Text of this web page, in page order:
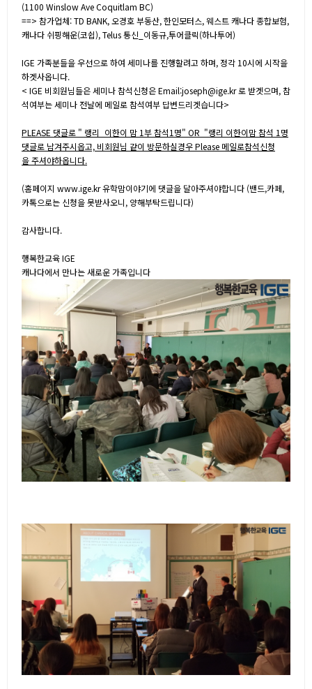
(1100 Winslow Ave Coquitlam BC)
==> 참가업체: TD BANK, 오경호 부동산, 한인모터스, 웨스트 캐나다 종합보험,
캐나다 쉬핑해운(코쉽), Telus 통신_이동규,투어클릭(하나투어)
IGE 가족분들을 우선으로 하여 세미나를 진행할려고 하며, 정각 10시에 시작을
하겟사옵니다.
< IGE 비회원님들은 세미나 참석신청은 Email:joseph@ige.kr 로 받겟으며, 참
석여부는 세미나 전날에 메일로 참석여부 답변드리겟습니다>
PLEASE 댓글로 " 랭리_이한이 맘 1부 참석1명" OR "랭리 이한이맘 참석 1명
댓글로 남겨주시옵고, 비회원님 같이 방문하실경우 Please 메일로참석신청
을 주셔야하옵니다.
(홈페이지 www.ige.kr 유학맘이야기에 댓글을 달아주셔야합니다 (밴드,카페,
카톡으로는 신청을 못받사오니, 양해부탁드립니다)
감사합니다.
행복한교육 IGE
캐나다에서 만나는 새로운 가족입니다